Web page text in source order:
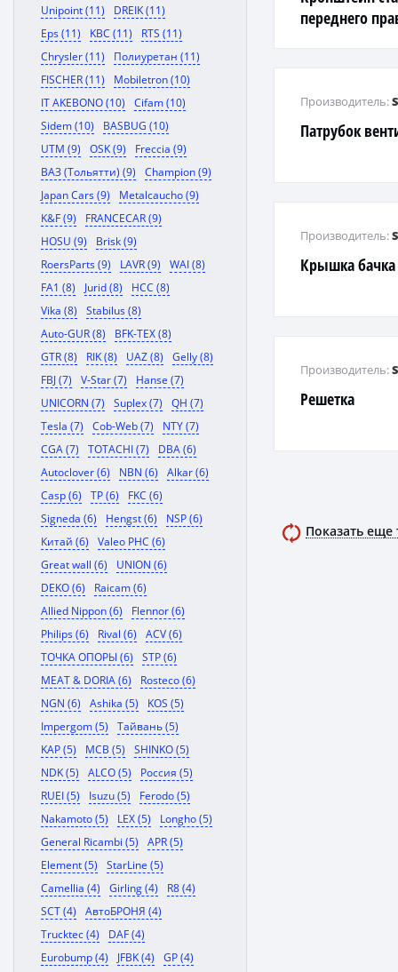
Unipoint (11)
DREIK (11)
Eps (11)
KBC (11)
RTS (11)
Chrysler (11)
Полиуретан (11)
FISCHER (11)
Mobiletron (10)
IT AKEBONO (10)
Cifam (10)
Sidem (10)
BASBUG (10)
UTM (9)
OSK (9)
Freccia (9)
ВАЗ (Тольятти) (9)
Champion (9)
Japan Cars (9)
Metalcaucho (9)
K&F (9)
FRANCECAR (9)
HOSU (9)
Brisk (9)
RoersParts (9)
LAVR (9)
WAI (8)
FA1 (8)
Jurid (8)
HCC (8)
Vika (8)
Stabilus (8)
Auto-GUR (8)
BFK-TEX (8)
GTR (8)
RIK (8) UAZ (8)
Gelly (8)
FBJ (7)
V-Star (7)
Hanse (7)
UNICORN (7)
Suplex (7)
QH (7)
Tesla (7)
Cob-Web (7)
NTY (7)
CGA (7)
TOTACHI (7)
DBA (6)
Autoclover (6)
NBN (6)
Alkar (6)
Casp (6)
TP (6)
FKC (6)
Signeda (6)
Hengst (6)
NSP (6)
Китай (6)
Valeo PHC (6)
Great wall (6)
UNION (6)
DEKO (6)
Raicam (6)
Allied Nippon (6)
Flennor (6)
Philips (6)
Rival (6)
ACV (6)
ТОЧКА ОПОРЫ (6)
STP (6)
MEAT & DORIA (6)
Rosteco (6)
NGN (6)
Ashika (5)
KOS (5)
Impergom (5)
Тайвань (5)
KAP (5)
MCB (5)
SHINKO (5)
NDK (5)
ALCO (5)
Россия (5)
RUEI (5)
Isuzu (5)
Ferodo (5)
Nakamoto (5)
LEX (5)
Longho (5)
General Ricambi (5)
APR (5)
Element (5)
StarLine (5)
Camellia (4)
Girling (4)
R8 (4)
SCT (4)
АвтоБРОНЯ (4)
Trucktec (4)
DAF (4)
Eurobump (4)
JFBK (4)
GP (4)
переднего
Патрубок
Производитель:
Крышка
Производитель:
Решетка
Производитель:
Показать еще